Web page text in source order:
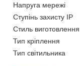
Напруга мережі
Ступінь захисту IP
Стиль виготовлення
Тип кріплення
Тип світильника